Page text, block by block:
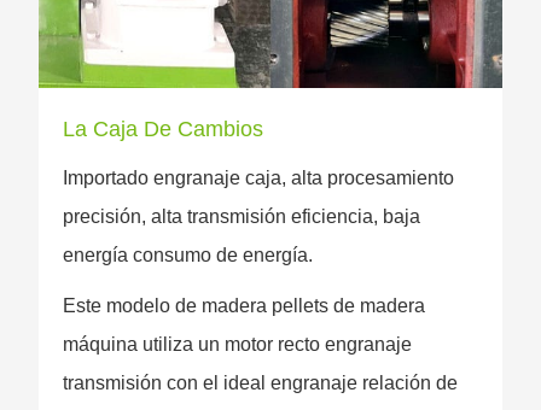
La Caja De Cambios
Importado engranaje caja, alta procesamiento
precisión, alta transmisión eficiencia, baja
energía consumo de energía.
Este modelo de madera pellets de madera
máquina utiliza un motor recto engranaje
transmisión con el ideal engranaje relación de